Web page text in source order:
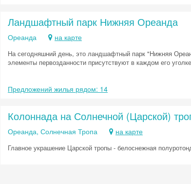
Ландшафтный парк Нижняя Ореанда
Ореанда на карте
На сегодняшний день, это ландшафтный парк "Нижняя
элементы первозданности присутствуют в каждом его
Предложений жилья рядом: 14
Колоннада на Солнечной (Царской)
Ореанда, Солнечная Тропа на карте
Главное украшение Царской тропы - белоснежная
Получить